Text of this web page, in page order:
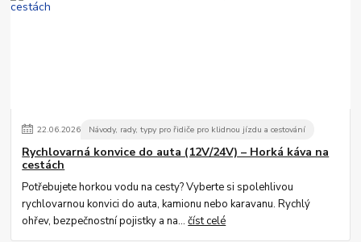
22.06.2026 Návody, rady, typy pro řidiče pro klidnou jízdu a cestování
Rychlovarná konvice do auta (12V/24V) – Horká káva na
cestách
Potřebujete horkou vodu na cesty? Vyberte si spolehlivou
rychlovarnou konvici do auta, kamionu nebo karavanu. Rychlý
ohřev, bezpečnostní pojistky a na...číst celé